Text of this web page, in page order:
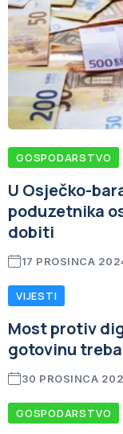
GOSPODARSTVO
U Osječko-
poduzetnika
dobiti
17 PROSINCA
VIJESTI
Most protiv
gotovinu
30 PROSINCA
GOSPODARSTVO